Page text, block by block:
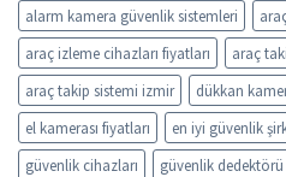
alarm kamera güvenlik sistemleri
araç izleme cihazları fiyatları
araç
araç takip sistemi izmir
dükkan
el kamerası fiyatları
en iyi güvenlik
güvenlik cihazları
güvenlik dedektörü